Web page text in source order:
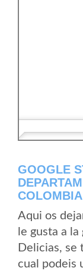
GOOGLE
COLOMBIA
Aqui os
le gusta a
Delicias, se
cual podeis